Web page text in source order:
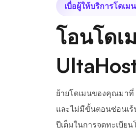
เบื่อผู้ให้บริการโดเม
โอนโดเ
ย้ายโดเมนของคุณมาที่
และไม่มีขั้นตอนซ่อนเร้
ปีเต็มในการจดทะเบีย